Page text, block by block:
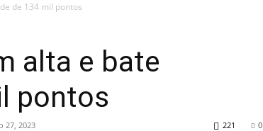
de 134 mil pontos
alta e bate
pontos
27, 2023 0
221